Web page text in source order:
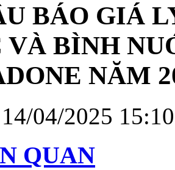
BÁO GIÁ
VÀ BÌNH
NĂM
04/2025 15:10
QUAN